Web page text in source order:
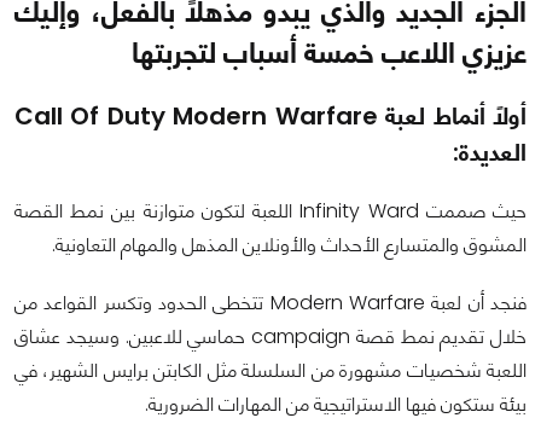
الجزء الجديد والذي يبدو مذهلًا بالفعل، وإليك
عزيزي اللاعب خمسة أسباب لتجربتها
أولًا أنماط لعبة Call Of Duty Modern Warfare
العديدة:
حيث صممت Infinity Ward اللعبة لتكون متوازنة بين نمط القصة
المشوق والمتسارع الأحداث والأونلاين المذهل والمهام التعاونية.
فنجد أن لعبة Modern Warfare تتخطى الحدود وتكسر القواعد من
خلال تقديم نمط قصة campaign حماسي للاعبين. وسيجد عشاق
اللعبة شخصيات مشهورة من السلسلة مثل الكابتن برايس الشهير، في
بيئة ستكون فيها الاستراتيجية من المهارات الضرورية.